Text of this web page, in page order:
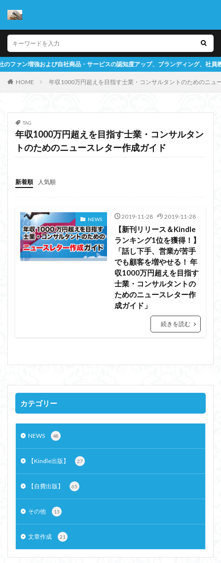
商品・サービスの認知度アップ、ブランディング、社員教育ツールとしての書
HOME 年収1000万円超えを目指す士業・コンサルタントのためのニュ
TAG
年収1000万円超えを目指す士業・コンサルタン
トのためのニュースレター作成ガイド
新着順 人気順
NEWS 2019-11-28 2019-11-28
【新刊リリース＆Kindle
ランキング1位を獲得！】
「話し下手、営業が苦手
でも顧客を増やせる！ 年
収1000万円超えを目指す
士業・コンサルタントの
ためのニュースレター作
成ガイド」
続きを読む
カテゴリー
NEWS 48
【Kindle出版】 27
【自費出版】 65
その他 13
文章作成 21